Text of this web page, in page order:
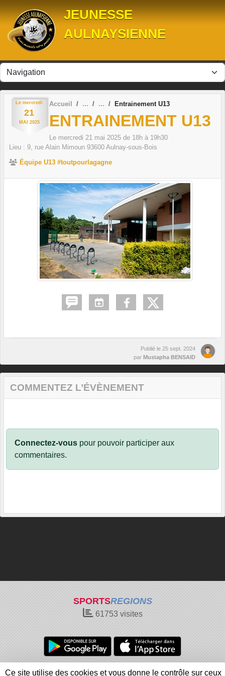
JEUNESSE
AULNAYSIENNE
Le mercredi
21
MAI 2025
Accueil Entrainement U13
ENTRAINEMENT U13
Le mercredi 21 mai 2025 de 18h à 19h30
Lieu : 9, rue Alain Mimoun 93600 Aulnay-sous-Bois
Équipe U13 #toutpourlagagne
Publié le 25 sept. 2024
par Mustapha BENSAID
COMMENTEZ L’ÉVÈNEMENT
Connectez-vous pour pouvoir participer aux
commentaires.
SPORTSREGIONS
61753visites
Charte cookies Gestion des cookies
Ce site utilise des cookies et vous donne le contrôle sur ceux